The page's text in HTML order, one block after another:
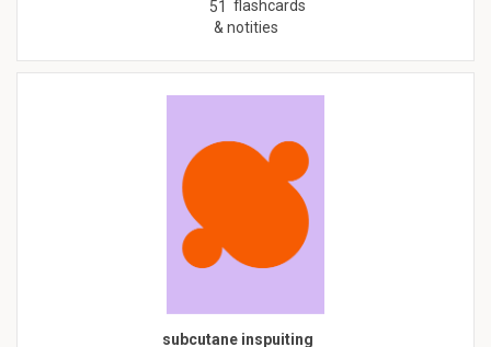
51 flashcards
& notities
subcutane inspuiting